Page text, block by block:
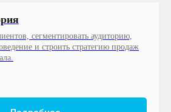
сегментировать аудиторию,
и строить стратегию продаж